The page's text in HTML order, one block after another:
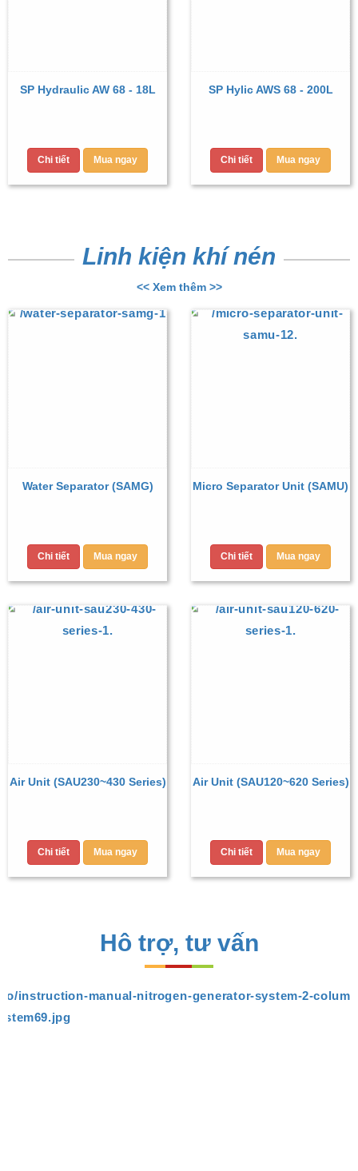
SP Hydraulic AW 68 - 18L
Chi tiết Mua ngay
SP Hylic AWS 68 - 200L
Chi tiết Mua ngay
Linh kiện khí nén
<< Xem thêm >>
Water Separator (SAMG)
Chi tiết Mua ngay
Micro Separator Unit (SAMU)
Chi tiết Mua ngay
Air Unit (SAU230~430 Series)
Chi tiết Mua ngay
Air Unit (SAU120~620 Series)
Chi tiết Mua ngay
Hô trợ, tư vấn